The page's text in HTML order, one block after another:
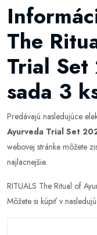
The
Trial
sada 3
Predávajú nasledujúce
Ayurveda Trial Set
webovej stránke môžete
najlacnejšie.
RITUALS The Ritual of
Môžete si kúpiť v